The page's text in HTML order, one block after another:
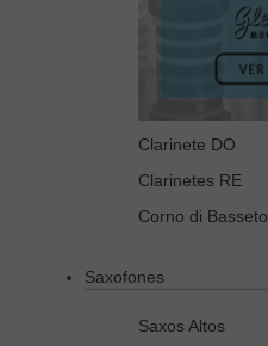
Clarinete DO
Clarinetes RE
Corno di Basseto
Saxofones
Saxos Altos